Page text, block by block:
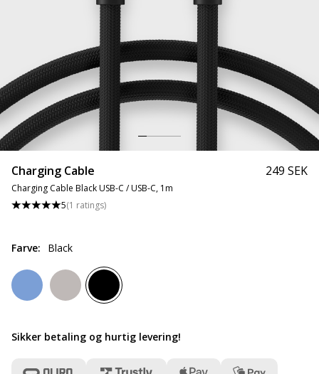
Charging Cable
Charging Cable Black USB-C / USB-C, 1m
5(1 ratings)
249 SEK
Farve: Black
Sikker betaling og hurtig levering!